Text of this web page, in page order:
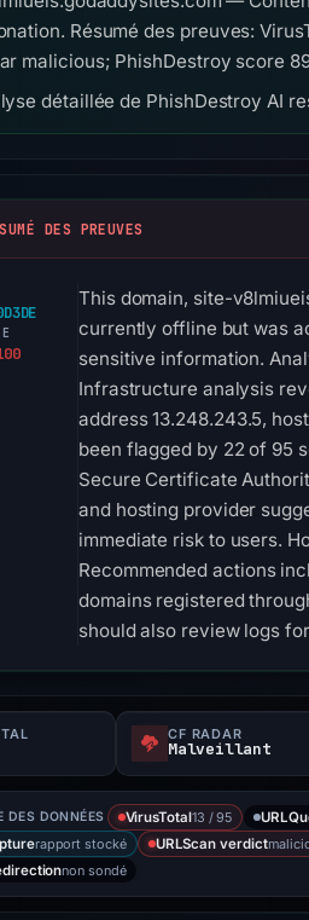
Résumé des preuves:
malicious; PhishDestroy score
détaillée de PhishDestroy AI
DES PREUVES
This domain, site-
currently offline but was
sensitive information.
Infrastructure analysis
address 13.248.243.5,
been flagged by 22 of 95
Secure Certificate
and hosting provider
immediate risk to users.
Recommended actions
domains registered
should also review logs
CF RADAR
Malveillant
DES DONNÉES VirusTotal13 / 95
rapport stocké URLScan verdict
non sondé